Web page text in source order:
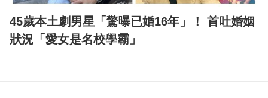
45歲本土劇男星「驚曝已婚16年」！ 首吐婚姻
狀況「愛女是名校學霸」